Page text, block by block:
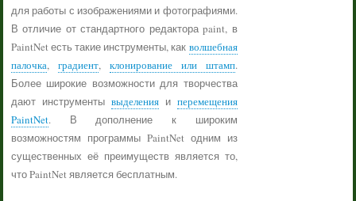
для работы с изображениями и фотографиями.
В отличие от стандартного редактора paint, в
PaintNet есть такие инструменты, как волшебная
палочка, градиент, клонирование или штамп.
Более широкие возможности для творчества
дают инструменты выделенияи перемещения
PaintNet. В дополнение к широким
возможностям программы PaintNet одним из
существенных её преимуществ является то,
что PaintNet является бесплатным.